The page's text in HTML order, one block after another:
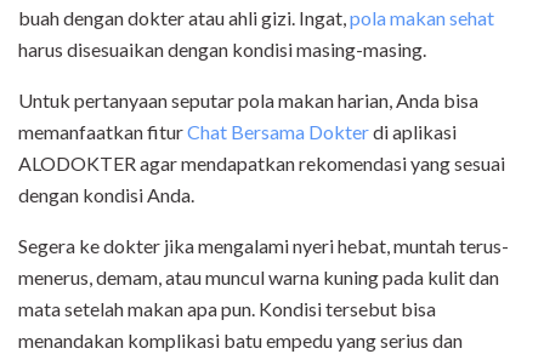
buah dengan dokter atau ahli gizi. Ingat,pola makan sehat
harus disesuaikan dengan kondisi masing-masing.
Untuk pertanyaan seputar pola makan harian, Anda bisa
memanfaatkan fiturChat Bersama Dokterdi aplikasi
ALODOKTER agar mendapatkan rekomendasi yang sesuai
dengan kondisi Anda.
Segera ke dokter jika mengalami nyeri hebat, muntah terus-
menerus, demam, atau muncul warna kuning pada kulit dan
mata setelah makan apa pun. Kondisi tersebut bisa
menandakan komplikasi batu empedu yang serius dan